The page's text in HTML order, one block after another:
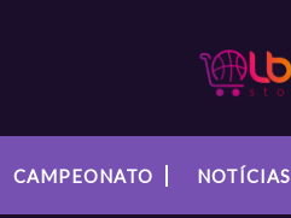
CAMPEONATO NOTÍCIAS